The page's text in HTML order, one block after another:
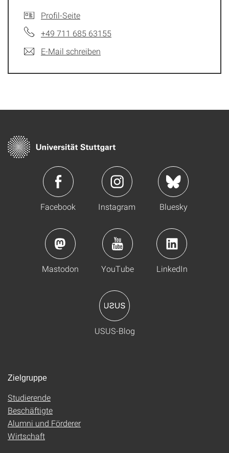
Profil-Seite
+49 711 685 63155
E-Mail schreiben
Facebook Instagram Bluesky
Mastodon YouTube LinkedIn
USUS-Blog
Zielgruppe
Studierende
Beschäftigte
Alumni und Förderer
Wirtschaft